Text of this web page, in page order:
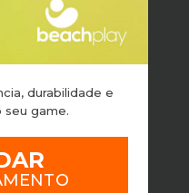
durabilidade e
seu game.
10x sem juros
494,91 no pix